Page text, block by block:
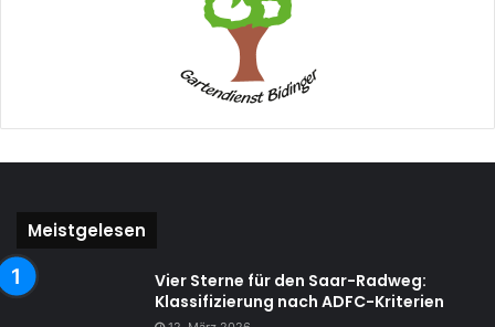
Meistgelesen
Vier Sterne für den Saar-Radweg:
Klassifizierung nach ADFC-Kriterien